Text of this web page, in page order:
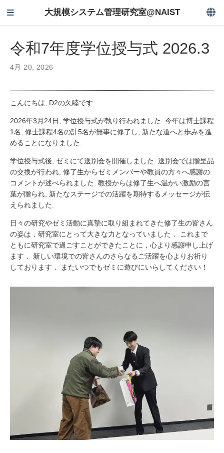
大規模システム管理研究室@NAIST
令和7年度学位授与式 2026.3
4月 20, 2026
こんにちは, D2の久睦です.
2026年3月24日, 学位授与式が執り行われました. 今年は博士課程
1名, 修士課程4名の計5名が無事に修了し, 新たな道へと歩みを進
めることになりました.
学位授与式後, ゼミにて送別会を開催しました. 送別会では贈呈品
の交換が行われ, 修了生からゼミメンバーや教員の方々へ感謝の
コメントが述べられました. 教授からは修了生へ温かい激励の言
葉が贈られ, 新たなステージでの活躍を期待するメッセージが伝
えられました.
日々の研究やゼミ活動に真摯に取り組まれてきた修了生の皆さん
の姿は，研究室にとって大きな力となっていました． これまで
ともに研究室で過ごすことができたことに，心より感謝申し上げ
ます． 新しい環境での皆さんのさらなるご活躍を心よりお祈り
しております． またいつでもゼミに遊びにいらしてください！